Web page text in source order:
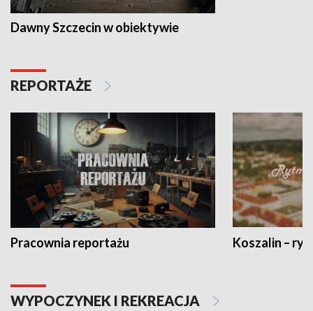
Dawny Szczecin w obiektywie
REPORTAŻE
Pracownia reportażu Koszalin –
WYPOCZYNEK I REKREACJA